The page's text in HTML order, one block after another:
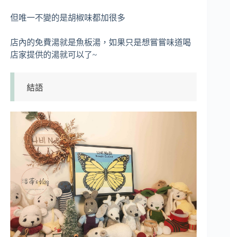
但唯一不變的是胡椒味都加很多
店內的免費湯就是魚板湯，如果只是想嘗嘗味道喝
店家提供的湯就可以了~
結語